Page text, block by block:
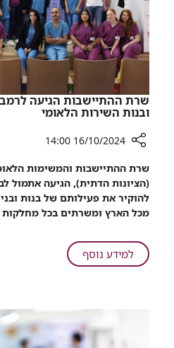
שרת ההתיישבות הגיעה
ובנות השירות הלאומי
שיתוף
שרת
ההתיישבות
הגיעה
לביקור
הוקרה
16/10/2024 14:00
שרת ההתיישבות והמשימות
(הציונות הדתית), הגיעה אתמול
להוקיר את פעילותם של בנות
מכל הארץ ומשרתים בכל מחלקות
למידע נוסףעל
שרת
לביקור